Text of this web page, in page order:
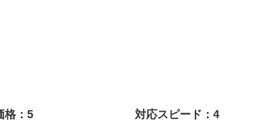
格：5 対応スピード：4